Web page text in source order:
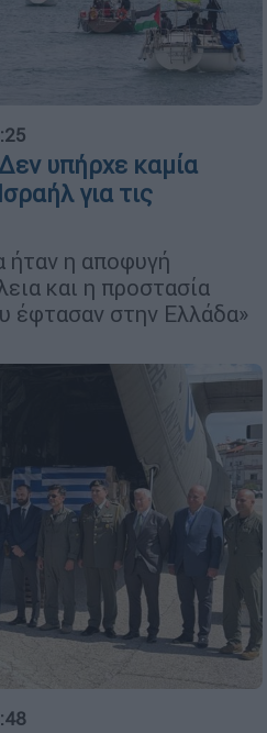
υπήρχε καμία
για τις
ήταν η αποφυγή
και η προστασία
έφτασαν στην Ελλάδα»